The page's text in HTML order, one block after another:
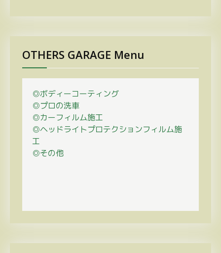
OTHERS GARAGE Menu
◎ボディーコーティング
◎プロの洗車
◎カーフィルム施工
◎ヘッドライトプロテクションフィルム施
工
◎その他